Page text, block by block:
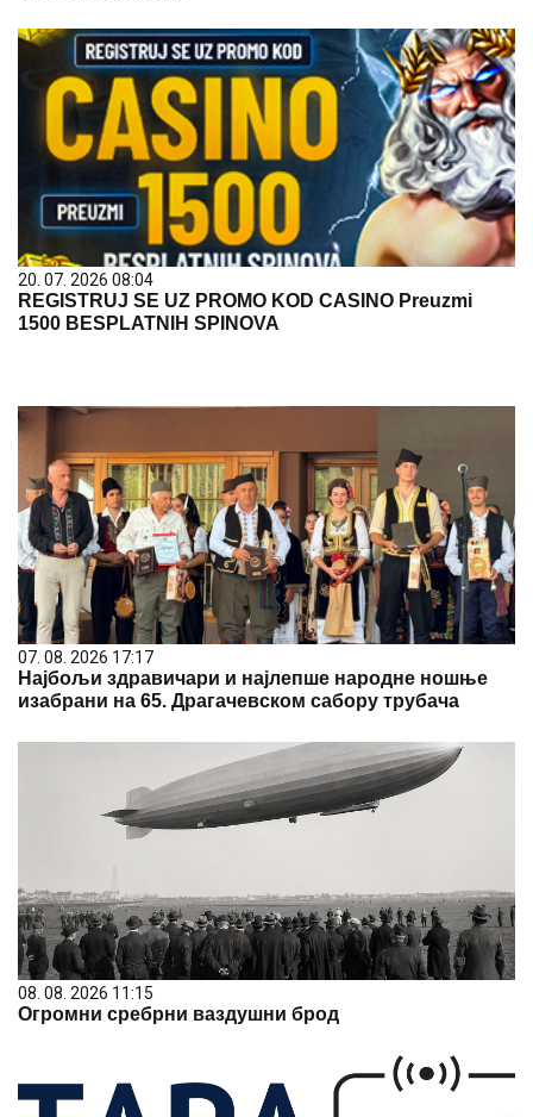
20. 07. 2026 08:04
REGISTRUJ SE UZ PROMO KOD CASINO Preuzmi
1500 BESPLATNIH SPINOVA
07. 08. 2026 17:17
Најбољи здравичари и најлепше народне ношње
изабрани на 65. Драгачевском сабору трубача
08. 08. 2026 11:15
Огромни сребрни ваздушни брод